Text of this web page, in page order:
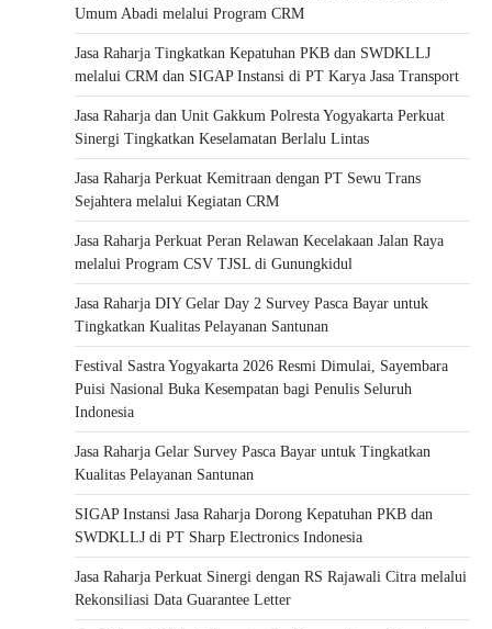
Umum Abadi melalui Program CRM
Jasa Raharja Tingkatkan Kepatuhan PKB dan SWDKLLJ
melalui CRM dan SIGAP Instansi di PT Karya Jasa Transport
Jasa Raharja dan Unit Gakkum Polresta Yogyakarta Perkuat
Sinergi Tingkatkan Keselamatan Berlalu Lintas
Jasa Raharja Perkuat Kemitraan dengan PT Sewu Trans
Sejahtera melalui Kegiatan CRM
Jasa Raharja Perkuat Peran Relawan Kecelakaan Jalan Raya
melalui Program CSV TJSL di Gunungkidul
Jasa Raharja DIY Gelar Day 2 Survey Pasca Bayar untuk
Tingkatkan Kualitas Pelayanan Santunan
Festival Sastra Yogyakarta 2026 Resmi Dimulai, Sayembara
Puisi Nasional Buka Kesempatan bagi Penulis Seluruh
Indonesia
Jasa Raharja Gelar Survey Pasca Bayar untuk Tingkatkan
Kualitas Pelayanan Santunan
SIGAP Instansi Jasa Raharja Dorong Kepatuhan PKB dan
SWDKLLJ di PT Sharp Electronics Indonesia
Jasa Raharja Perkuat Sinergi dengan RS Rajawali Citra melalui
Rekonsiliasi Data Guarantee Letter